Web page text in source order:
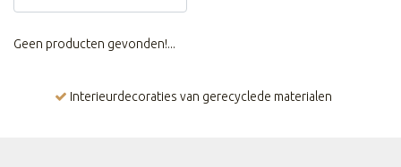
Geen producten gevonden!...
Interieurdecoraties van gerecyclede materialen